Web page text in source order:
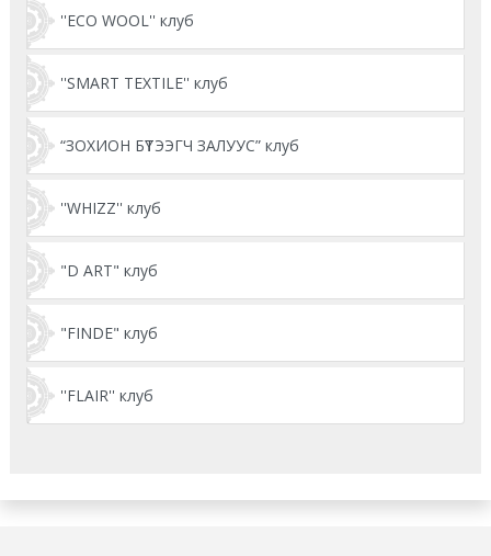
''ECO WOOL'' клуб
''SMART TEXTILE'' клуб
“ЗОХИОН БҮТЭЭГЧ ЗАЛУУС” клуб
''WHIZZ'' клуб
"D ART" клуб
"FINDE" клуб
''FLAIR'' клуб